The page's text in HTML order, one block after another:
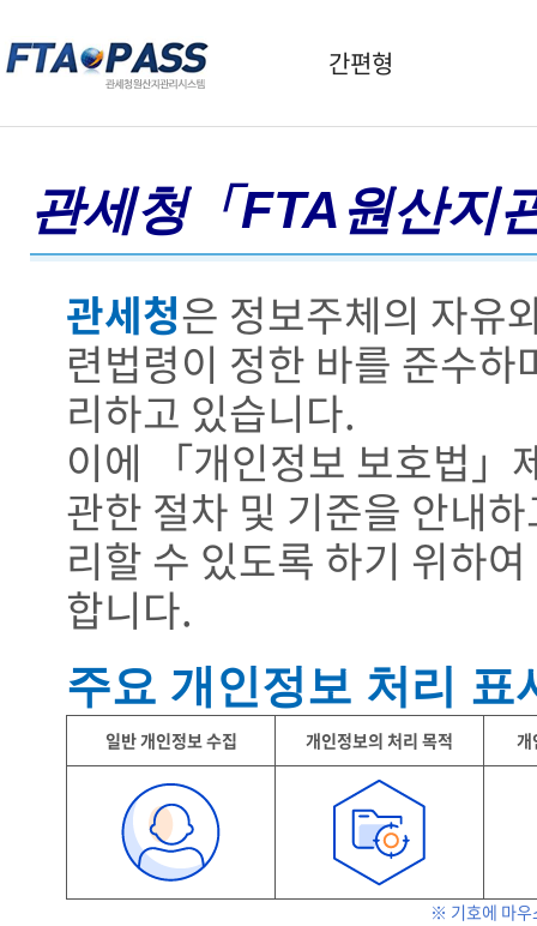
간편형
관세청「FTA원산지
관세청은 정보주체의 자유
련법령이 정한 바를 준수
리하고 있습니다.
이에 「개인정보 보호법」
관한 절차 및 기준을 안내
리할 수 있도록 하기 위하
합니다.
주요 개인정보 처리 표
일반 개인정보 수집 개인정보의 처리 목적 개
※ 기호에 마우